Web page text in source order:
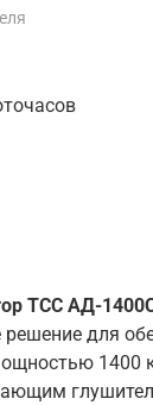
ТСС АД-
для
1400